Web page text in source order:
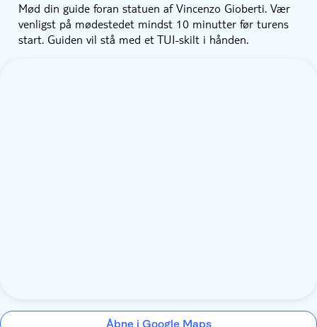
Mød din guide foran statuen af Vincenzo Gioberti. Vær
venligst på mødestedet mindst 10 minutter før turens
start. Guiden vil stå med et TUI-skilt i hånden.
Åbne i Google Maps